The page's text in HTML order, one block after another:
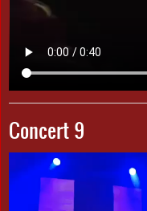
Concert 9